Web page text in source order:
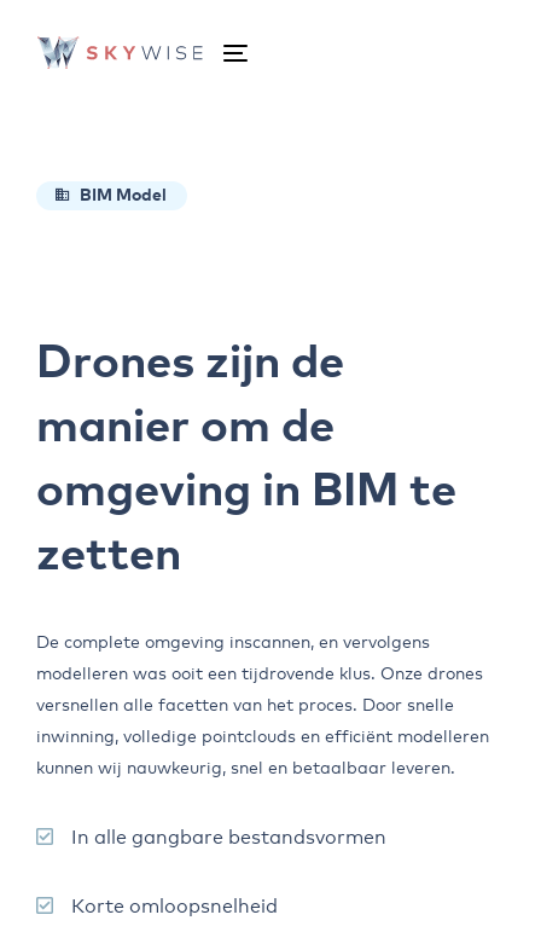
Toggle
BIM Model
Drones zijn de
manier om de
omgeving in BIM te
zetten
De complete omgeving inscannen, en vervolgens
modelleren was ooit een tijdrovende klus. Onze drones
versnellen alle facetten van het proces. Door snelle
inwinning, volledige pointclouds en efficiënt modelleren
kunnen wij nauwkeurig, snel en betaalbaar leveren.
In alle gangbare bestandsvormen
Korte omloopsnelheid